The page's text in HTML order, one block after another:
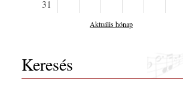
31
Aktuális hónap
Keresés